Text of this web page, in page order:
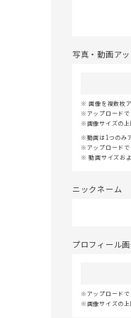
写真・動画ア
画像を複数枚
アップロード
画像サイズの上
動画は1つのみ
アップロード
動画サイズお
ニックネーム
プロフィール
アップロード
画像サイズの上